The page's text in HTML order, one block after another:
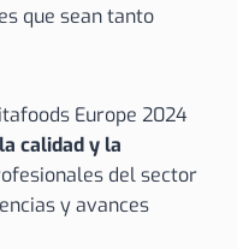
que sean tanto
Europe 2024
calidad y la
del sector
y avances